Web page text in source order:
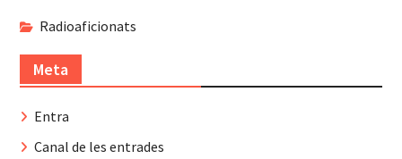
Radioaficionats
Meta
Entra
Canal de les entrades